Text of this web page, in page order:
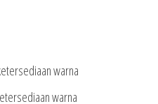
warna
warna